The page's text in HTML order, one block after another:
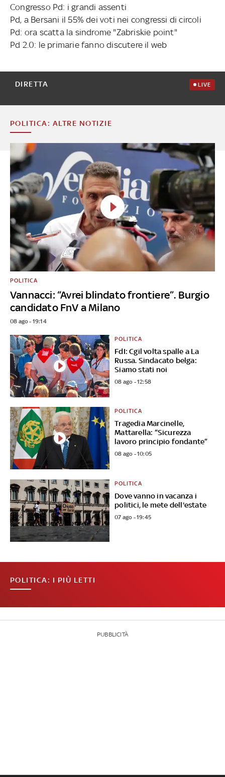
Congresso Pd: i grandi assenti
Pd, a Bersani il 55% dei voti nei congressi di circoli
Pd: ora scatta la sindrome "Zabriskie point"
Pd 2.0: le primarie fanno discutere il web
DIRETTA LIVE
POLITICA: ALTRE NOTIZIE
Vannacci: “Avrei blindato frontiere”. Burgio
candidato FnV a Milano
POLITICA
08 ago - 19:14
FdI: Cgil volta spalle a La
Russa. Sindacato belga:
Siamo stati noi
POLITICA
08 ago - 12:58
Tragedia Marcinelle,
Mattarella: “Sicurezza
lavoro principio fondante”
POLITICA
08 ago - 10:05
Dove vanno in vacanza i
politici, le mete dell'estate
POLITICA
07 ago - 19:45
POLITICA: I PIÙ LETTI
PUBBLICITÀ